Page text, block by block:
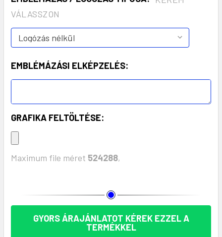
VÁLASSZON
EMBLÉMÁZÁSI ELKÉPZELÉS:
GRAFIKA FELTÖLTÉSE:
Maximum file méret 524288,
GYORS ÁRAJÁNLATOT KÉREK EZZEL A
TERMÉKKEL